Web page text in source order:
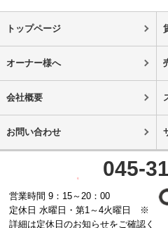
トップページ
オーナー様へ
会社概要
お問い合わせ
045-
営業時間 9：15～20：00
定休日 水曜日・第1～4火曜日 ※
詳細は定休日のお知らせをご確認く